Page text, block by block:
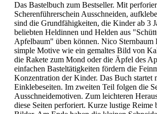
Das Bastelbuch zum Bestseller. Mit
Scherenführerschein Ausschneiden,
sind die Grundfähigkeiten, die Kinder ab 3
beliebten Heldinnen und Helden aus
Apfelbaum" üben können. Nico Sternbaum
simple Motive wie ein gemaltes Bild von
die Rakete zum Mond oder die Äpfel des
einfachen Basteltätigkeiten fördern die
Konzentration der Kinder. Das Buch startet
Einklebeseiten. Im zweiten Teil folgen die
Ausschneidemotiven. Zum leichteren
diese Seiten perforiert. Kurze lustige Reime